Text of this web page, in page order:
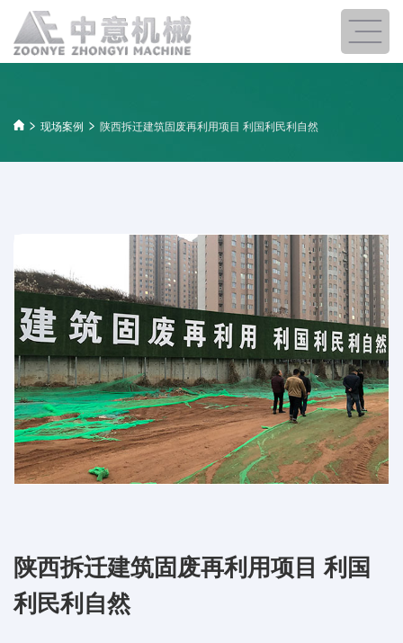
现场案例 陕西拆迁建筑固废再利用项目 利国利民利自然
陕西拆迁建筑固废再利用项目 利国
利民利自然